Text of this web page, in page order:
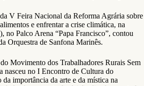
V Feira Nacional da Reforma Agrária sobre
e enfrentar a crise climática, na
no Palco Arena “Papa Francisco”, contou
Orquestra de Sanfona Marinês.
Movimento dos Trabalhadores Rurais Sem
nasceu no I Encontro de Cultura do
importância da arte e da mística na